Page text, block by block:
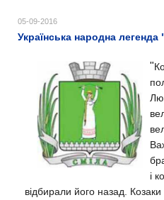
05-09-2016
Українська народна легенда
"
і
відбирали його назад.